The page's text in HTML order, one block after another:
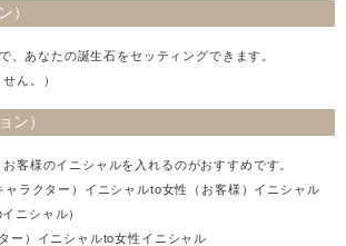
）
、あなたの誕生石をセッティングできます。
ん。）
ン）
客様のイニシャルを入れるのがおすすめです。
ャラクター）イニシャルto女性（お客様）イニシャル
ニシャル）
ー）イニシャルto女性イニシャル